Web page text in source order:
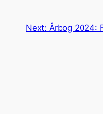
Next: Årbog 2024: